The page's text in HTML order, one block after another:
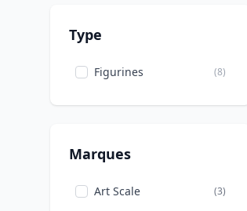
Type
Figurines (8)
Marques
Art Scale (3)